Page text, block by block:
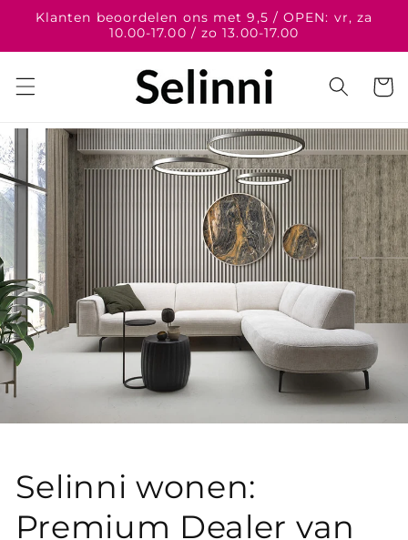
naar de
Klanten beoordelen ons met 9,5 / OPEN: vr, za
10.00-17.00 / zo 13.00-17.00
Selinni wonen:
Premium Dealer van